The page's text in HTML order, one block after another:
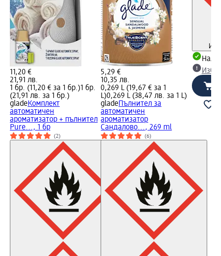
11,20 €
21,91 лв.
1 бр. (11,20 € за 1 бр.)1 бр.
(21,91 лв. за 1 бр.)
gladeКомплект
автоматичен
ароматизатор + пълнител
Pure..., 1 бр
(2)
5,29 €
10,35 лв.
0,269 L (19,67 € за 1
L)0,269 L (38,47 лв. за 1 L)
glade Пълнител за
автоматичен
ароматизатор
Сандалово..., 269 ml
(6)